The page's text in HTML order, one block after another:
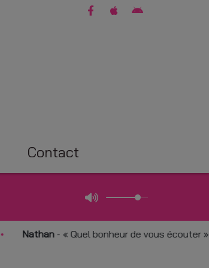
Contact
Nathan- Quel bonheur de vous écouter